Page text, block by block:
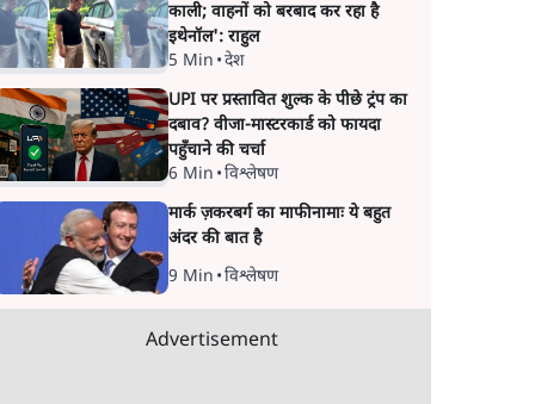
काली; वाहनों को बरबाद कर रहा है
इथेनॉल': राहुल
5 Min •देश
UPI पर प्रस्तावित शुल्क के पीछे ट्रंप का
दबाव? वीजा-मास्टरकार्ड को फायदा
पहुँचाने की चर्चा
6 Min •विश्लेषण
मार्क ज़करबर्ग का माफीनामाः ये बहुत
अंदर की बात है
9 Min •विश्लेषण
Advertisement